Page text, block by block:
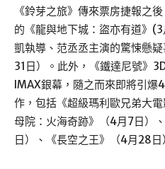
《鈴芽之旅》傳來票房捷報之
的《龍與地下城：盜亦有道》
凱執導、范丞丞主演的驚悚懸
31日）。此外，《鐵達尼號》
IMAX銀幕，隨之而來即將引爆
作，包括《超級瑪利歐兄弟大
母院：火海奇跡》（4月7日）
日）、《長空之王》（4月28日